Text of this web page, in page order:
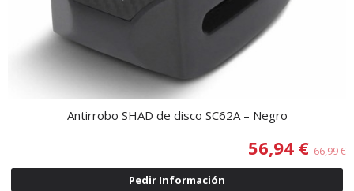
Antirrobo SHAD de disco SC62A – Negro
56,94 € 66,99 €
Pedir Información